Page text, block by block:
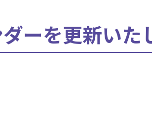
ーを更新いた